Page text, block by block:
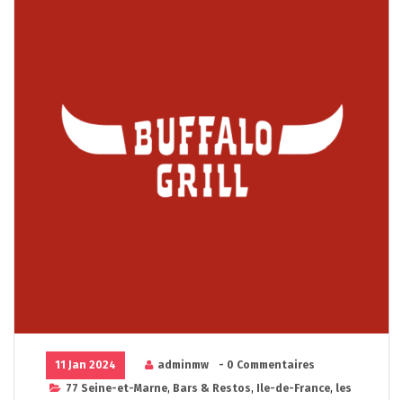
11 Jan 2024 adminmw
- 0 Commentaires
77 Seine-et-Marne, Bars & Restos, Ile-de-France, les